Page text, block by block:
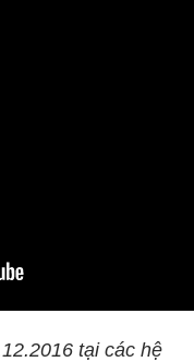
tại các hệ